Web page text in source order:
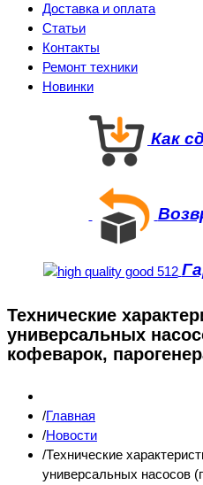
Доставка и оплата
Статьи
Контакты
Ремонт техники
Новинки
Как
Технические
универсальных
кофеварок,
Главная
Новости
Технические
универсальных насосов